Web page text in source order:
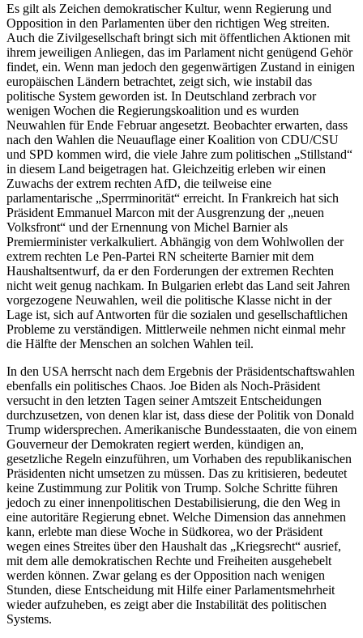
Es gilt als Zeichen demokratischer Kultur, wenn Regierung und
Opposition in den Parlamenten über den richtigen Weg streiten.
Auch die Zivilgesellschaft bringt sich mit öffentlichen Aktionen mit
ihrem jeweiligen Anliegen, das im Parlament nicht genügend Gehör
findet, ein. Wenn man jedoch den gegenwärtigen Zustand in einigen
europäischen Ländern betrachtet, zeigt sich, wie instabil das
politische System geworden ist. In Deutschland zerbrach vor
wenigen Wochen die Regierungskoalition und es wurden
Neuwahlen für Ende Februar angesetzt. Beobachter erwarten, dass
nach den Wahlen die Neuauflage einer Koalition von CDU/CSU
und SPD kommen wird, die viele Jahre zum politischen „Stillstand“
in diesem Land beigetragen hat. Gleichzeitig erleben wir einen
Zuwachs der extrem rechten AfD, die teilweise eine
parlamentarische „Sperrminorität“ erreicht. In Frankreich hat sich
Präsident Emmanuel Marcon mit der Ausgrenzung der „neuen
Volksfront“ und der Ernennung von Michel Barnier als
Premierminister verkalkuliert. Abhängig von dem Wohlwollen der
extrem rechten Le Pen-Partei RN scheiterte Barnier mit dem
Haushaltsentwurf, da er den Forderungen der extremen Rechten
nicht weit genug nachkam. In Bulgarien erlebt das Land seit Jahren
vorgezogene Neuwahlen, weil die politische Klasse nicht in der
Lage ist, sich auf Antworten für die sozialen und gesellschaftlichen
Probleme zu verständigen. Mittlerweile nehmen nicht einmal mehr
die Hälfte der Menschen an solchen Wahlen teil.
In den USA herrscht nach dem Ergebnis der Präsidentschaftswahlen
ebenfalls ein politisches Chaos. Joe Biden als Noch-Präsident
versucht in den letzten Tagen seiner Amtszeit Entscheidungen
durchzusetzen, von denen klar ist, dass diese der Politik von Donald
Trump widersprechen. Amerikanische Bundesstaaten, die von einem
Gouverneur der Demokraten regiert werden, kündigen an,
gesetzliche Regeln einzuführen, um Vorhaben des republikanischen
Präsidenten nicht umsetzen zu müssen. Das zu kritisieren, bedeutet
keine Zustimmung zur Politik von Trump. Solche Schritte führen
jedoch zu einer innenpolitischen Destabilisierung, die den Weg in
eine autoritäre Regierung ebnet. Welche Dimension das annehmen
kann, erlebte man diese Woche in Südkorea, wo der Präsident
wegen eines Streites über den Haushalt das „Kriegsrecht“ ausrief,
mit dem alle demokratischen Rechte und Freiheiten ausgehebelt
werden können. Zwar gelang es der Opposition nach wenigen
Stunden, diese Entscheidung mit Hilfe einer Parlamentsmehrheit
wieder aufzuheben, es zeigt aber die Instabilität des politischen
Systems.